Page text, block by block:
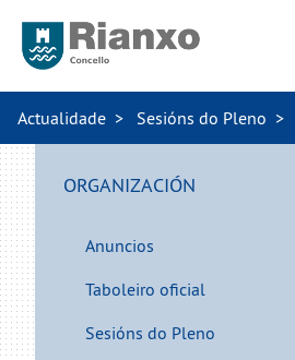
Actualidade Sesións do Pleno
ORGANIZACIÓN
Anuncios
Taboleiro oficial
Sesións do Pleno